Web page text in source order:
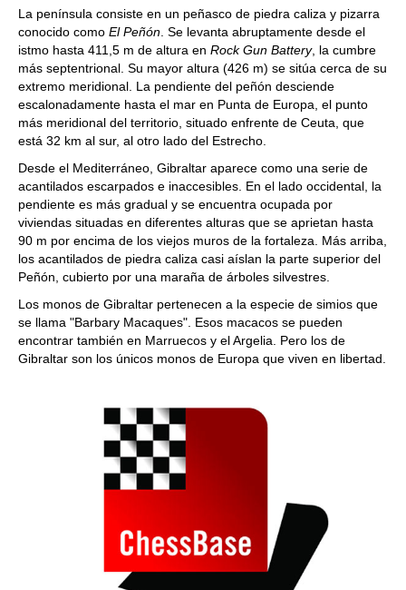
La península consiste en un peñasco de piedra caliza y pizarra
conocido como El Peñón . Se levanta abruptamente desde el
istmo hasta 411,5 m de altura en Rock Gun Battery, la cumbre
más septentrional. Su mayor altura (426 m) se sitúa cerca de su
extremo meridional. La pendiente del peñón desciende
escalonadamente hasta el mar en Punta de Europa, el punto
más meridional del territorio, situado enfrente de Ceuta, que
está 32 km al sur, al otro lado del Estrecho.
Desde el Mediterráneo, Gibraltar aparece como una serie de
acantilados escarpados e inaccesibles. En el lado occidental, la
pendiente es más gradual y se encuentra ocupada por
viviendas situadas en diferentes alturas que se aprietan hasta
90 m por encima de los viejos muros de la fortaleza. Más arriba,
los acantilados de piedra caliza casi aíslan la parte superior del
Peñón, cubierto por una maraña de árboles silvestres.
Los monos de Gibraltar pertenecen a la especie de simios que
se llama "Barbary Macaques". Esos macacos se pueden
encontrar también en Marruecos y el Argelia. Pero los de
Gibraltar son los únicos monos de Europa que viven en libertad.